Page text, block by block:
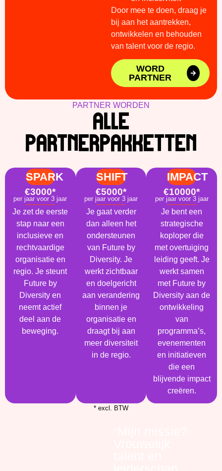
Door mee te doen, draag je
bij aan het aantrekken,
ontwikkelen en behouden
van talent voor de regio.
WORD
PARTNER
PARTNER WORDEN
ALLE
PARTNERPAKKETTEN
SPARK
€3000*
per jaar voor 3 jaar
Je zet de eerste
stap naar een
inclusieve en
rechtvaardige
organisatie en
regio. Je steunt
Future by
Diversity en
neemt actief
deel aan de
beweging.
SHIFT
€5000*
per jaar voor 3 jaar
Je gaat verder
dan alleen het
ondersteunen
van Future by
Diversity. Je
werkt zichtbaar
en doelgericht
aan verandering
binnen je
organisatie en
draagt ​​bij aan
meer diversiteit
in de regio.
IMPACT
€10000*
per jaar voor 3 jaar
Je bent een
strategische
koploper die
met overtuiging
leiding geeft. Je
werkt samen
met Future by
Diversity aan de
ontwikkeling
van
programma’s,
evenementen
en initiatieven
die een
blijvende impact
creëren.
* excl. BTW